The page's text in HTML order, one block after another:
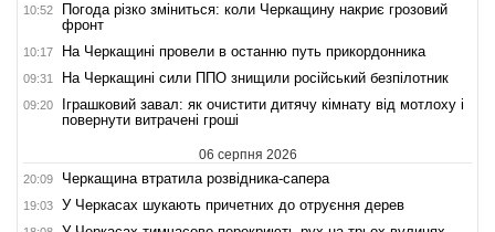
10:52
Погода різко зміниться: коли Черкащину накриє грозовий
фронт
10:17 На Черкащині провели в останню путь прикордонника
09:31 На Черкащині сили ППО знищили російський безпілотник
09:20
Іграшковий завал: як очистити дитячу кімнату від мотлоху і
повернути витрачені гроші
06 серпня 2026
20:09 Черкащина втратила розвідника-сапера
19:03 У Черкасах шукають причетних до отруєння дерев